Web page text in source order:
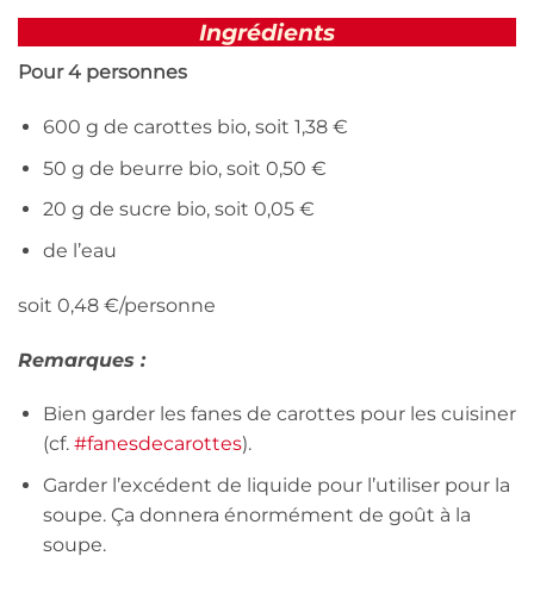
Ingrédients
Pour 4 personnes
600 g de carottes bio, soit 1,38 €
50 g de beurre bio, soit 0,50 €
20 g de sucre bio, soit 0,05 €
de l’eau
soit 0,48 €/personne
Remarques :
Bien garder les fanes de carottes pour les cuisiner
(cf. #fanesdecarottes).
Garder l’excédent de liquide pour l’utiliser pour la
soupe. Ça donnera énormément de goût à la
soupe.